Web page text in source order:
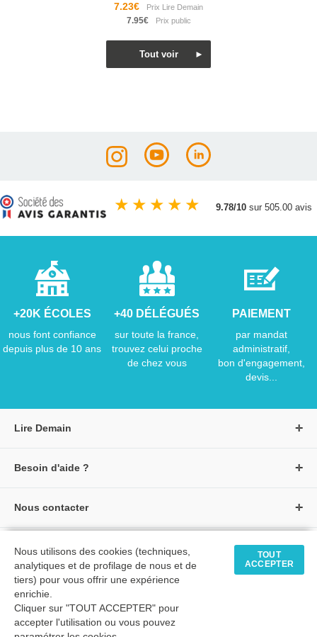
7.23€
7.95€
★ ★ ★ ★ ★ 9.78/10 sur 505.00 avis
+20K ÉCOLES
nous font confiance
depuis plus de 10 ans
+40 DÉLÉGUÉS
sur toute la france,
trouvez celui proche
de chez vous
PAIEMENT
par mandat
administratif,
bon d'engagement,
devis...
Lire Demain
Créer un compte
★ Avis clients vérifiés
Besoin d'aide ?
Livraisons et retours
Tarifs négociés
Comment passer commande
Mon compte
Nous contacter
Formulaire de contact
Siège social
Tous nos livres
Livres petite enfance
Livres maternelle
Livres élémentaire
© 2026 - LIRE DEMAIN
C.G.U | C.G.V | Plan du site
Nous utilisons des cookies (techniques,
analytiques et de profilage de nous et de
tiers) pour vous offrir une expérience
enrichie.
Cliquer sur "TOUT ACCEPTER" pour
accepter l'utilisation ou vous pouvez
TOUT
ACCEPTER